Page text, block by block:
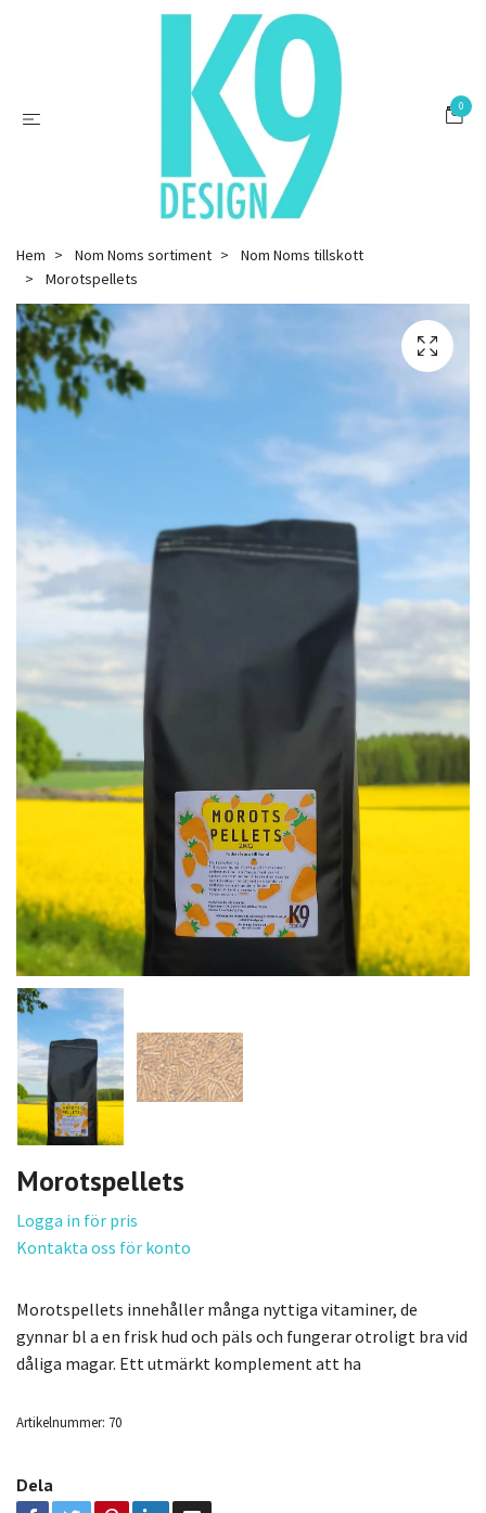
0
Hem Nom Noms sortiment
Nom Noms tillskott
Morotspellets
Morotspellets
Logga in för pris
Kontakta oss för konto
Morotspellets innehåller många nyttiga vitaminer, de
gynnar bl a en frisk hud och päls och fungerar otroligt bra vid
dåliga magar. Ett utmärkt komplement att ha
Artikelnummer: 70
Dela